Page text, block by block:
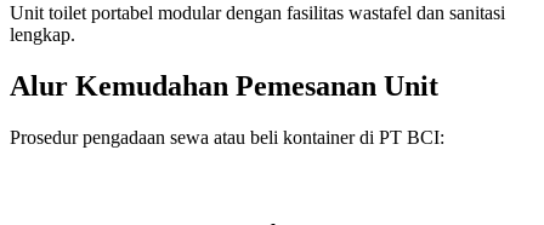
Unit toilet portabel modular dengan fasilitas wastafel dan sanitasi
lengkap.
Alur Kemudahan Pemesanan Unit
Prosedur pengadaan sewa atau beli kontainer di PT BCI: